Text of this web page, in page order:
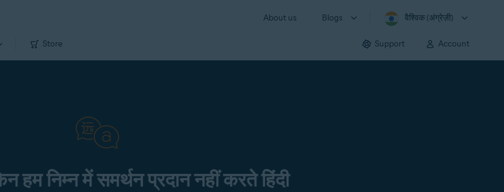
About us Blogs वैश्विक (अंग्रेज़ी)
Store Support Account
हम निम्न में समर्थन प्रदान नहीं करते हिंदी